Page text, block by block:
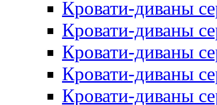
Кровати-диваны
Кровати-диваны
Кровати-диваны
Кровати-диваны
Кровати-диваны